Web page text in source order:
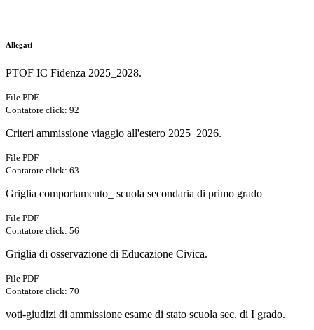
Allegati
PTOF IC Fidenza 2025_2028.
File PDF
Contatore click: 92
Criteri ammissione viaggio all'estero 2025_2026.
File PDF
Contatore click: 63
Griglia comportamento_ scuola secondaria di primo grado
File PDF
Contatore click: 56
Griglia di osservazione di Educazione Civica.
File PDF
Contatore click: 70
voti-giudizi di ammissione esame di stato scuola sec. di I grado.